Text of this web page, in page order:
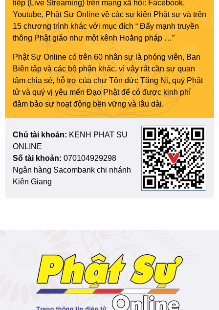
tiếp (Live Streaming) trên mạng xã hội: Facebook,
Youtube, Phật Sự Online về các sự kiện Phật sự và trên
15 chương trình khác với mục đích “ Đẩy mạnh truyền
thông Phật giáo như một kênh Hoằng pháp …”
Phật Sự Online có trên 60 nhân sự là phóng viên, Ban
Biên tập và các bộ phận khác, vì vậy rất cần sự quan
tâm chia sẻ, hỗ trợ của chư Tôn đức Tăng Ni, quý Phật
tử và quý vị yêu mến Đạo Phật để có được kinh phí
đảm bảo sự hoạt động bền vững và lâu dài.
Chủ tài khoản: KENH PHAT SU
ONLINE
Số tài khoản: 070104929298
Ngân hàng Sacombank chi nhánh
Kiên Giang